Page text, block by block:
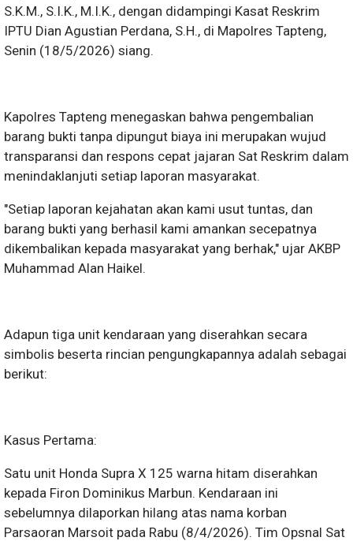
S.K.M., S.I.K., M.I.K., dengan didampingi Kasat Reskrim
IPTU Dian Agustian Perdana, S.H., di Mapolres Tapteng,
Senin (18/5/2026) siang.
Kapolres Tapteng menegaskan bahwa pengembalian
barang bukti tanpa dipungut biaya ini merupakan wujud
transparansi dan respons cepat jajaran Sat Reskrim dalam
menindaklanjuti setiap laporan masyarakat.
"Setiap laporan kejahatan akan kami usut tuntas, dan
barang bukti yang berhasil kami amankan secepatnya
dikembalikan kepada masyarakat yang berhak," ujar AKBP
Muhammad Alan Haikel.
Adapun tiga unit kendaraan yang diserahkan secara
simbolis beserta rincian pengungkapannya adalah sebagai
berikut:
Kasus Pertama:
Satu unit Honda Supra X 125 warna hitam diserahkan
kepada Firon Dominikus Marbun. Kendaraan ini
sebelumnya dilaporkan hilang atas nama korban
Parsaoran Marsoit pada Rabu (8/4/2026). Tim Opsnal Sat